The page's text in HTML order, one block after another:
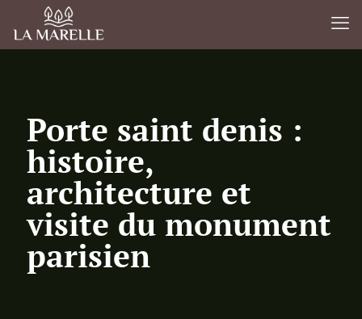
Porte saint denis :
histoire,
architecture et
visite du monument
parisien